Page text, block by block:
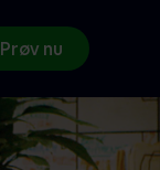
Prøv nu